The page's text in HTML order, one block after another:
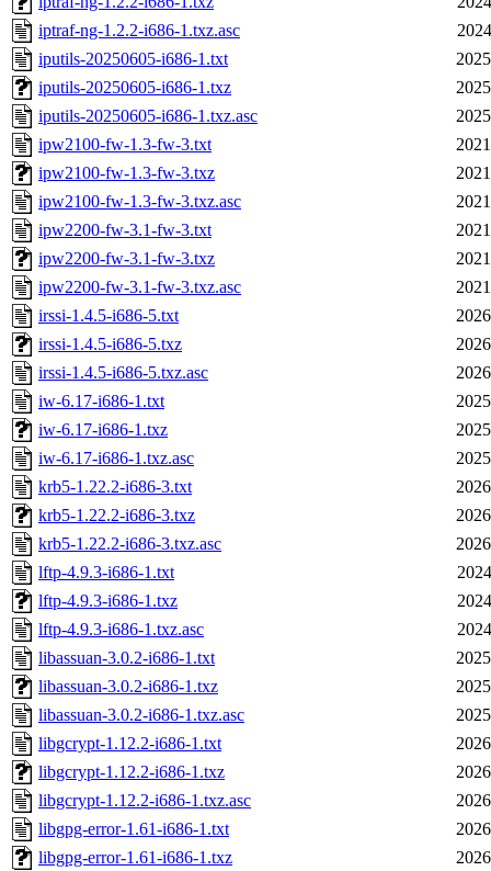
iptraf-ng-1.2.2-i686-1.txz.asc
iputils-20250605-i686-1.txt
iputils-20250605-i686-1.txz
iputils-20250605-i686-1.txz.asc
ipw2100-fw-1.3-fw-3.txt
ipw2100-fw-1.3-fw-3.txz
ipw2100-fw-1.3-fw-3.txz.asc
ipw2200-fw-3.1-fw-3.txt
ipw2200-fw-3.1-fw-3.txz
ipw2200-fw-3.1-fw-3.txz.asc
irssi-1.4.5-i686-5.txt
irssi-1.4.5-i686-5.txz
irssi-1.4.5-i686-5.txz.asc
iw-6.17-i686-1.txt
iw-6.17-i686-1.txz
iw-6.17-i686-1.txz.asc
krb5-1.22.2-i686-3.txt
krb5-1.22.2-i686-3.txz
krb5-1.22.2-i686-3.txz.asc
lftp-4.9.3-i686-1.txt
lftp-4.9.3-i686-1.txz
lftp-4.9.3-i686-1.txz.asc
libassuan-3.0.2-i686-1.txt
libassuan-3.0.2-i686-1.txz
libassuan-3.0.2-i686-1.txz.asc
libgcrypt-1.12.2-i686-1.txt
libgcrypt-1.12.2-i686-1.txz
libgcrypt-1.12.2-i686-1.txz.asc
libgpg-error-1.61-i686-1.txt
libgpg-error-1.61-i686-1.txz